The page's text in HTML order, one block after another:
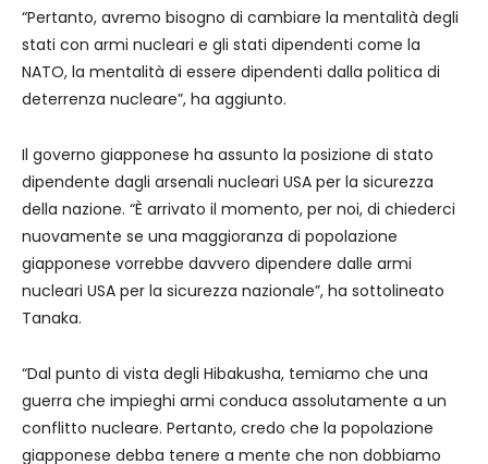
“Pertanto, avremo bisogno di cambiare la mentalità degli
stati con armi nucleari e gli stati dipendenti come la
NATO, la mentalità di essere dipendenti dalla politica di
deterrenza nucleare”, ha aggiunto.
Il governo giapponese ha assunto la posizione di stato
dipendente dagli arsenali nucleari USA per la sicurezza
della nazione. “È arrivato il momento, per noi, di chiederci
nuovamente se una maggioranza di popolazione
giapponese vorrebbe davvero dipendere dalle armi
nucleari USA per la sicurezza nazionale”, ha sottolineato
Tanaka.
“Dal punto di vista degli Hibakusha, temiamo che una
guerra che impieghi armi conduca assolutamente a un
conflitto nucleare. Pertanto, credo che la popolazione
giapponese debba tenere a mente che non dobbiamo